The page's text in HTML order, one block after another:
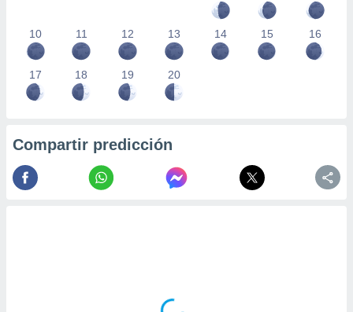
10 11 12 13 14 15 16
17 18 19 20
Compartir predicción